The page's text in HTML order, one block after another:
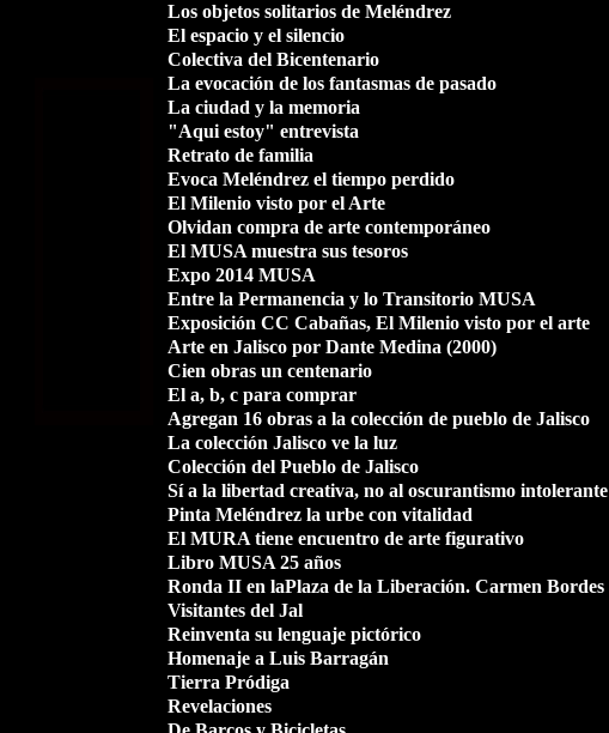
Los objetos solitarios de Meléndrez
El espacio y el silencio
Colectiva del Bicentenario
La evocación de los fantasmas de pasado
La ciudad y la memoria
"Aqui estoy" entrevista
Retrato de familia
Evoca Meléndrez el tiempo perdido
El Milenio visto por el Arte
Olvidan compra de arte contemporáneo
El MUSA muestra sus tesoros
Expo 2014 MUSA
Entre la Permanencia y lo Transitorio MUSA
Exposición CC Cabañas, El Milenio visto por el arte
Arte en Jalisco por Dante Medina (2000)
Cien obras un centenario
El a, b, c para comprar
Agregan 16 obras a la colección de pueblo de Jalisco
La colección Jalisco ve la luz
Colección del Pueblo de Jalisco
Sí a la libertad creativa, no al oscurantismo intolerante
Pinta Meléndrez la urbe con vitalidad
El MURA tiene encuentro de arte figurativo
Libro MUSA 25 años
Ronda II en laPlaza de la Liberación. Carmen Bordes
Visitantes del Jal
Reinventa su lenguaje pictórico
Homenaje a Luis Barragán
Tierra Pródiga
Revelaciones